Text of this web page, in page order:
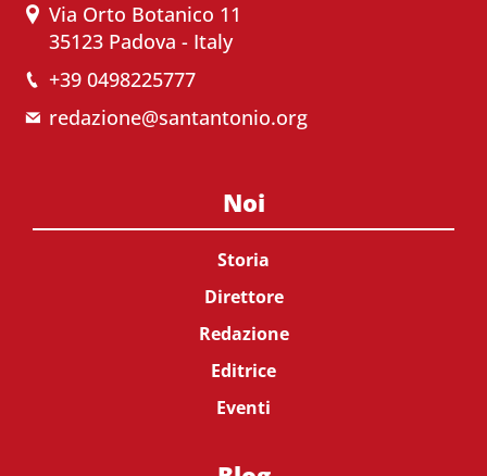
Via Orto Botanico 11
35123 Padova - Italy
+39 0498225777
redazione@santantonio.org
Noi
Storia
Direttore
Redazione
Editrice
Eventi